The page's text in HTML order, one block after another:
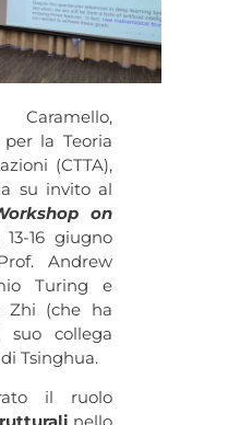
la Teoria
(CTTA),
su invito al
on
13-16 giugno
Andrew
Turing e
Zhi (che ha
suo collega
Tsinghua.
il ruolo